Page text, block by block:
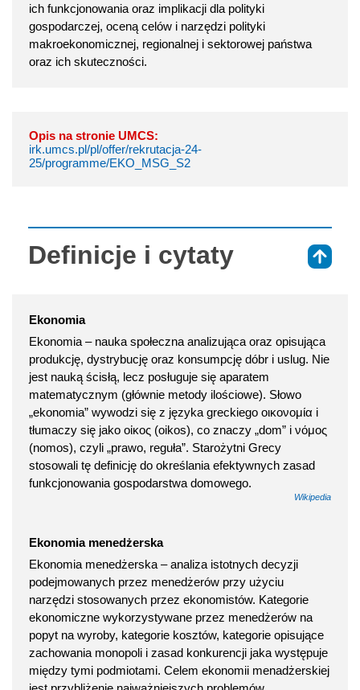
ich funkcjonowania oraz implikacji dla polityki
gospodarczej, oceną celów i narzędzi polityki
makroekonomicznej, regionalnej i sektorowej państwa
oraz ich skuteczności.
Opis na stronie UMCS:
irk.umcs.pl/pl/offer/rekrutacja-24-
25/programme/EKO_MSG_S2
Definicje i cytaty
Ekonomia
Ekonomia – nauka społeczna analizująca oraz opisująca
produkcję, dystrybucję oraz konsumpcję dóbr i uslug. Nie
jest nauką ścisłą, lecz posługuje się aparatem
matematycznym (głównie metody ilościowe). Słowo
„ekonomia” wywodzi się z języka greckiego οικονομία i
tłumaczy się jako οἰκος (oikos), co znaczy „dom” i νόμος
(nomos), czyli „prawo, reguła”. Starożytni Grecy
stosowali tę definicję do określania efektywnych zasad
funkcjonowania gospodarstwa domowego.
Wikipedia
Ekonomia menedżerska
Ekonomia menedżerska – analiza istotnych decyzji
podejmowanych przez menedżerów przy użyciu
narzędzi stosowanych przez ekonomistów. Kategorie
ekonomiczne wykorzystywane przez menedżerów na
popyt na wyroby, kategorie kosztów, kategorie opisujące
zachowania monopoli i zasad konkurencji jaka występuje
między tymi podmiotami. Celem ekonomii menadżerskiej